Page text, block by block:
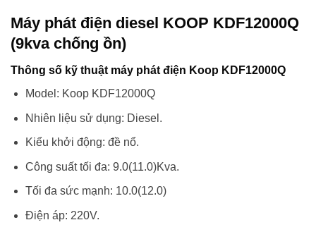
Máy phát điện diesel KOOP KDF12000Q
(9kva chống ồn)
Thông số kỹ thuật máy phát điện Koop KDF12000Q
Model: Koop KDF12000Q
Nhiên liệu sử dụng: Diesel.
Kiểu khởi động: đề nổ.
Công suất tối đa: 9.0(11.0)Kva.
Tối đa sức mạnh: 10.0(12.0)
Điện áp: 220V.